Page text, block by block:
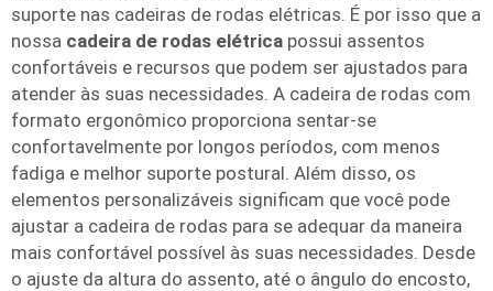
suporte nas cadeiras de rodas elétricas. É por isso que a
nossa cadeira de rodas elétrica possui assentos
confortáveis e recursos que podem ser ajustados para
atender às suas necessidades. A cadeira de rodas com
formato ergonômico proporciona sentar-se
confortavelmente por longos períodos, com menos
fadiga e melhor suporte postural. Além disso, os
elementos personalizáveis significam que você pode
ajustar a cadeira de rodas para se adequar da maneira
mais confortável possível às suas necessidades. Desde
o ajuste da altura do assento, até o ângulo do encosto,